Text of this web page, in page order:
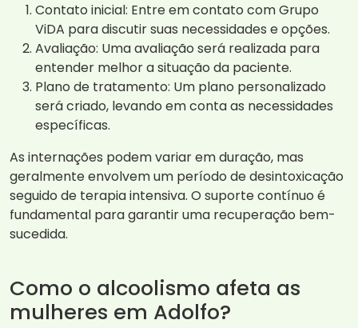
Contato inicial: Entre em contato com Grupo
ViDA para discutir suas necessidades e opções.
Avaliação: Uma avaliação será realizada para
entender melhor a situação da paciente.
Plano de tratamento: Um plano personalizado
será criado, levando em conta as necessidades
específicas.
As internações podem variar em duração, mas
geralmente envolvem um período de desintoxicação
seguido de terapia intensiva. O suporte contínuo é
fundamental para garantir uma recuperação bem-
sucedida.
Como o alcoolismo afeta as
mulheres em Adolfo?